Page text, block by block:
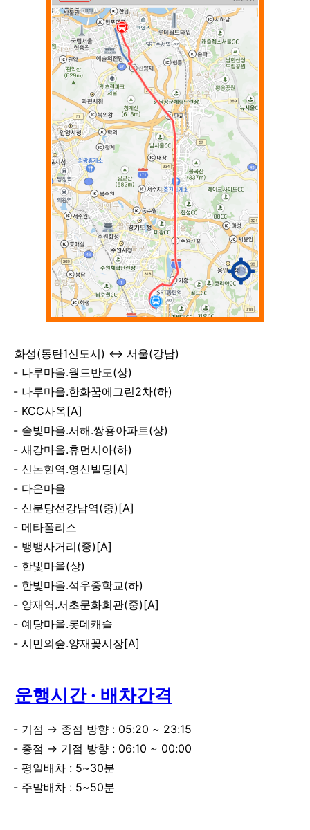
화성(동탄1신도시) ↔ 서울(강남)
나루마을.월드반도(상)
나루마을.한화꿈에그린2차(하)
KCC사옥[A]
솔빛마을.서해.쌍용아파트(상)
새강마을.휴먼시아(하)
신논현역.영신빌딩[A]
다은마을
신분당선강남역(중)[A]
메타폴리스
뱅뱅사거리(중)[A]
한빛마을(상)
한빛마을.석우중학교(하)
양재역.서초문화회관(중)[A]
예당마을.롯데캐슬
시민의숲.양재꽃시장[A]
운행시간 · 배차간격
기점 → 종점 방향 : 05:20 ~ 23:15
종점 → 기점 방향 : 06:10 ~ 00:00
평일배차 : 5~30분
주말배차 : 5~50분